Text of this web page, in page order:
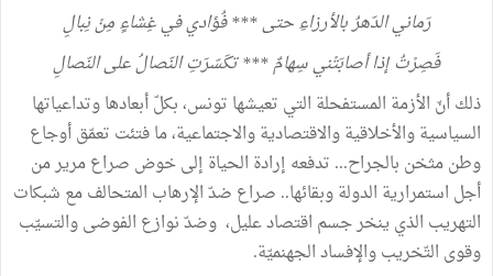
رَمانيالدّهرُبالأرزاءِحتى***فُؤاديفيغِشاءٍمِنْنِبالِ
فَصِرْتُ إذا أصابَتْنيسِهامٌ***تكَسّرَتِ النّصالُعلىالنّصالِ
ذلكأنّ الأزمة المستفحلة التي تعيشها تونس،بكلّأبعادهاوتداعياتها
السياسيةوالأخلاقيةوالاقتصاديةوالاجتماعية،مافتئت تعمّقأوجاع
وطنمثخن بالجراح... تدفعه إرادة الحياة إلىخوض صراعمريرمن
أجل استمرارية الدولةوبقائها.. صراع ضدّالإرهاب المتحالفمع شبكات
التهريب الذي ينخرجسم اقتصادعليل، وضدّنوازع الفوضىوالتسيّب
وقوى التّخريبوالإفسادالجهنميّة.